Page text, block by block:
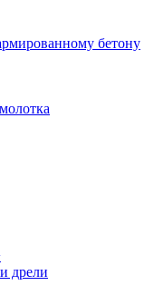
бетону
дрели